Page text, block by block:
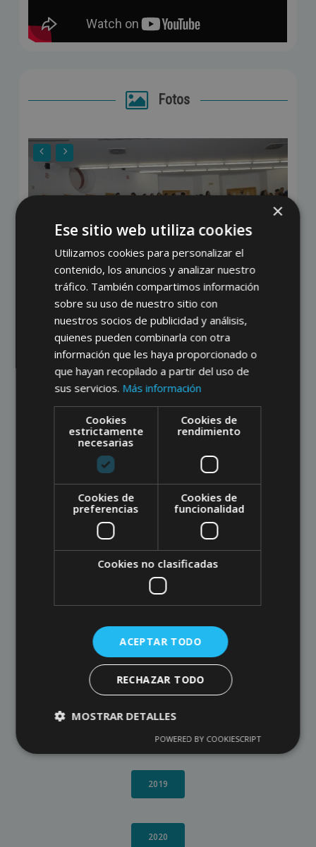
Fotos
2011
2016
2017
2019
2020
×
Ese sitio web utiliza cookies
Utilizamos cookies para personalizar el
contenido, los anuncios y analizar nuestro
tráfico. También compartimos información
sobre su uso de nuestro sitio con
nuestros socios de publicidad y análisis,
quienes pueden combinarla con otra
información que les haya proporcionado o
que hayan recopilado a partir del uso de
sus servicios. Más información
Cookies
estrictamente
necesarias
Cookies de
rendimiento
Cookies de
preferencias
Cookies de
funcionalidad
Cookies no clasificadas
ACEPTAR TODO
RECHAZAR TODO
MOSTRAR DETALLES
POWERED BY COOKIESCRIPT